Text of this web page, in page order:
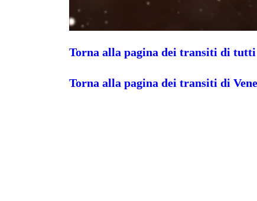
Torna alla pagina dei transiti di
Torna alla pagina dei transiti di